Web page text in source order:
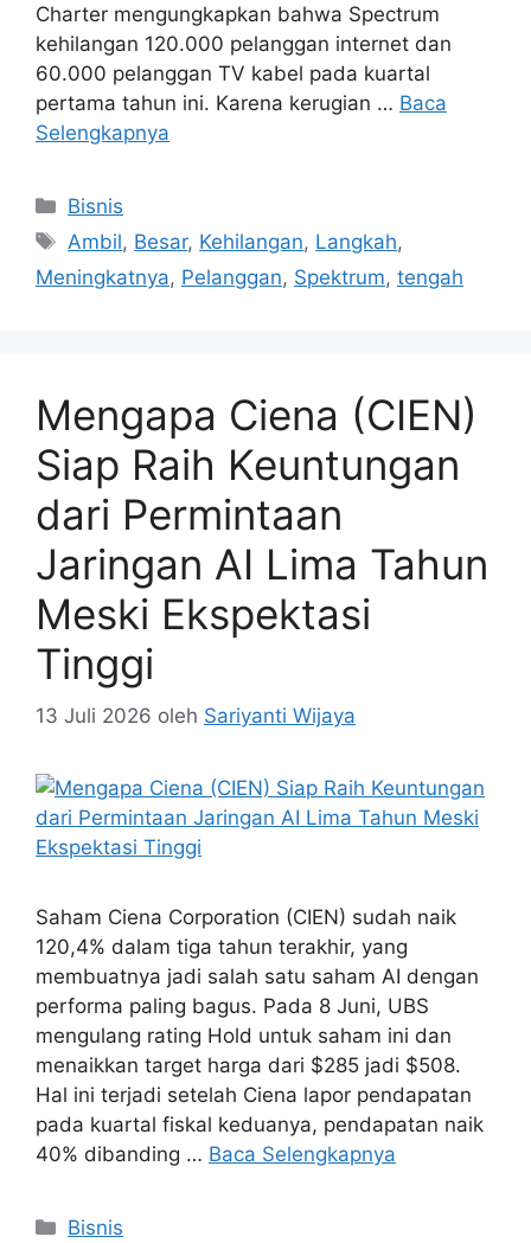
Charter mengungkapkan bahwa Spectrum
kehilangan 120.000 pelanggan internet dan
60.000 pelanggan TV kabel pada kuartal
pertama tahun ini. Karena kerugian … Baca
Selengkapnya
Kategori
Bisnis
Tag
Ambil, Besar, Kehilangan, Langkah,
Meningkatnya, Pelanggan, Spektrum, tengah
Mengapa Ciena (CIEN)
Siap Raih Keuntungan
dari Permintaan
Jaringan AI Lima Tahun
Meski Ekspektasi
Tinggi
13 Juli 2026 oleh Sariyanti Wijaya
Saham Ciena Corporation (CIEN) sudah naik
120,4% dalam tiga tahun terakhir, yang
membuatnya jadi salah satu saham AI dengan
performa paling bagus. Pada 8 Juni, UBS
mengulang rating Hold untuk saham ini dan
menaikkan target harga dari $285 jadi $508.
Hal ini terjadi setelah Ciena lapor pendapatan
pada kuartal fiskal keduanya, pendapatan naik
40% dibanding … Baca Selengkapnya
Kategori
Bisnis